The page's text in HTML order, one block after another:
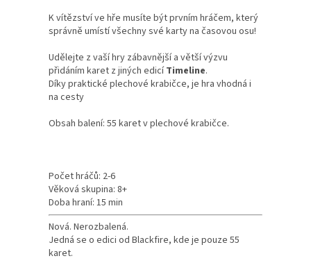
K vítězství ve hře musíte být prvním hráčem, který
správně umístí všechny své karty na časovou osu!
Udělejte z vaší hry zábavnější a větší výzvu
přidáním karet z jiných edicíTimeline.
Díky praktické plechové krabičce, je hra vhodná i
na cesty
Obsah balení: 55 karet v plechové krabičce.
Počet hráčů: 2-6
Věková skupina: 8+
Doba hraní: 15 min
Nová. Nerozbalená.
Jedná se o edici od Blackfire, kde je pouze 55
karet.